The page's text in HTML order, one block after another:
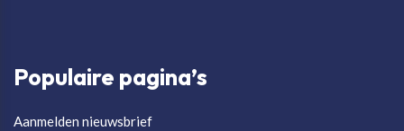
Populaire pagina’s
Aanmelden nieuwsbrief